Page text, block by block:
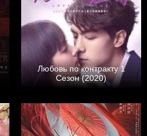
Любовь по контракту 1
Сезон (2020)